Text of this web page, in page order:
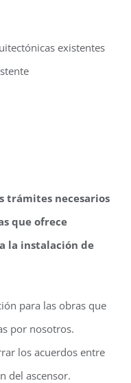
existentes
trámites necesarios
que ofrece
la instalación de
para las obras que
por nosotros.
los acuerdos entre
del ascensor.